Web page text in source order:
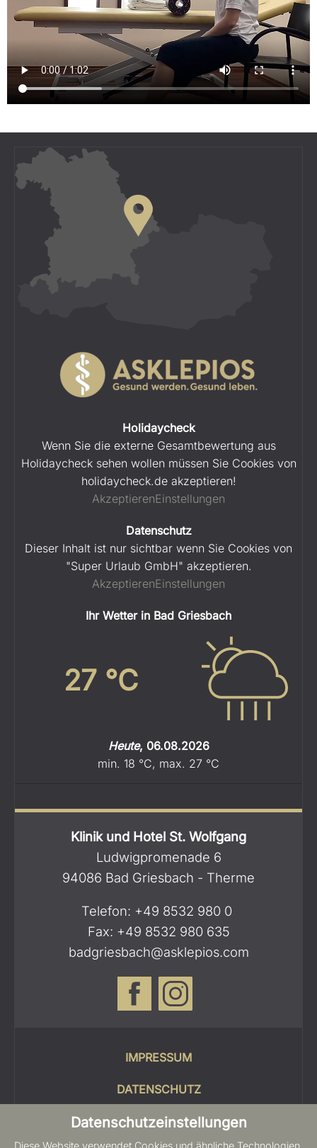
Datenschutzeinstellungen
Diese Website verwendet Cookies und ähnliche Technologien,
Holidaycheck
Wenn Sie die externe Gesamtbewertung aus
Holidaycheck sehen wollen müssen Sie Cookies von
holidaycheck.de akzeptieren!
AkzeptierenEinstellungen
Datenschutz
Dieser Inhalt ist nur sichtbar wenn Sie Cookies von
"Super Urlaub GmbH" akzeptieren.
AkzeptierenEinstellungen
Ihr Wetter in Bad Griesbach
27 °C
Heute, 06.08.2026
min. 18 °C, max. 27 °C
Klinik und Hotel St. Wolfgang
Ludwigpromenade 6
94086 Bad Griesbach - Therme
Telefon: +49 8532 980 0
Fax: +49 8532 980 635
badgriesbach@asklepios.com
IMPRESSUM
DATENSCHUTZ
COOKIES